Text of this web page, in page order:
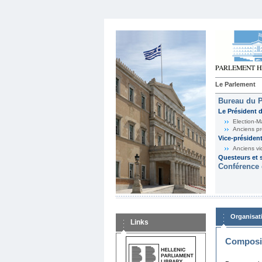
Le Parlement
Bureau du
Le Président
Election-
Anciens
Vice-
Anciens
Questeurs et
Links